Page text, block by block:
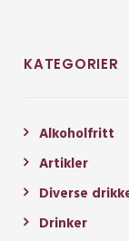
KATEGORIER
Alkoholfritt
Artikler
Diverse
Drinker